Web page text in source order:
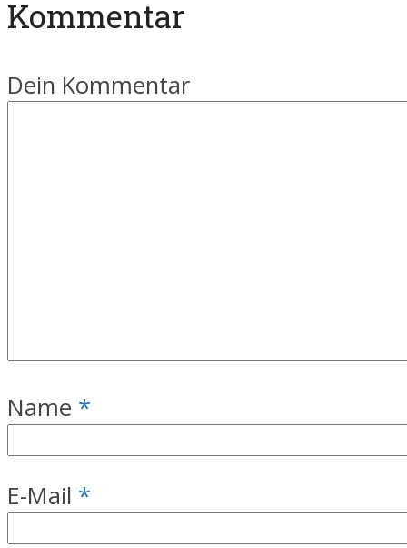
Kommentar
Dein Kommentar
Name *
E-Mail *